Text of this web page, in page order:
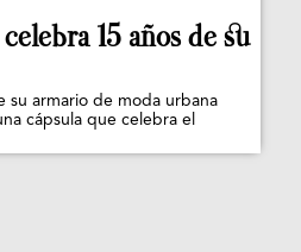
15 años de su
su armario de moda urbana
cápsula que celebra el